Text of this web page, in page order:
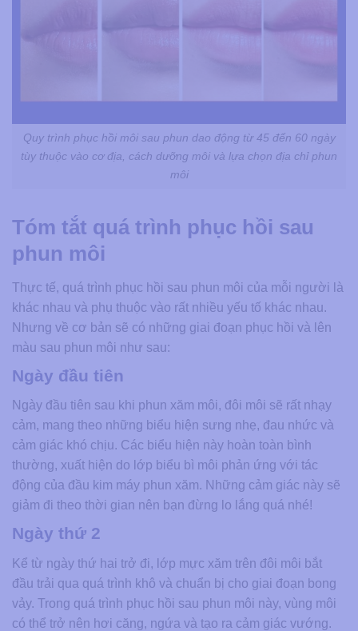
Quy trình phục hồi môi sau phun dao động từ 45 đến 60 ngày
tùy thuộc vào cơ địa, cách dưỡng môi và lựa chọn địa chỉ phun
môi
Tóm tắt quá trình phục hồi sau
phun môi
Thực tế, quá trình phục hồi sau phun môi của mỗi người là
khác nhau và phụ thuộc vào rất nhiều yếu tố khác nhau.
Nhưng về cơ bản sẽ có những giai đoạn phục hồi và lên
màu sau phun môi như sau:
Ngày đầu tiên
Ngày đầu tiên sau khi phun xăm môi, đôi môi sẽ rất nhạy
cảm, mang theo những biểu hiện sưng nhẹ, đau nhức và
cảm giác khó chịu. Các biểu hiện này hoàn toàn bình
thường, xuất hiện do lớp biểu bì môi phản ứng với tác
động của đầu kim máy phun xăm. Những cảm giác này sẽ
giảm đi theo thời gian nên bạn đừng lo lắng quá nhé!
Ngày thứ 2
Kể từ ngày thứ hai trở đi, lớp mực xăm trên đôi môi bắt
đầu trải qua quá trình khô và chuẩn bị cho giai đoạn bong
vảy. Trong quá trình phục hồi sau phun môi này, vùng môi
có thể trở nên hơi căng, ngứa và tạo ra cảm giác vướng.